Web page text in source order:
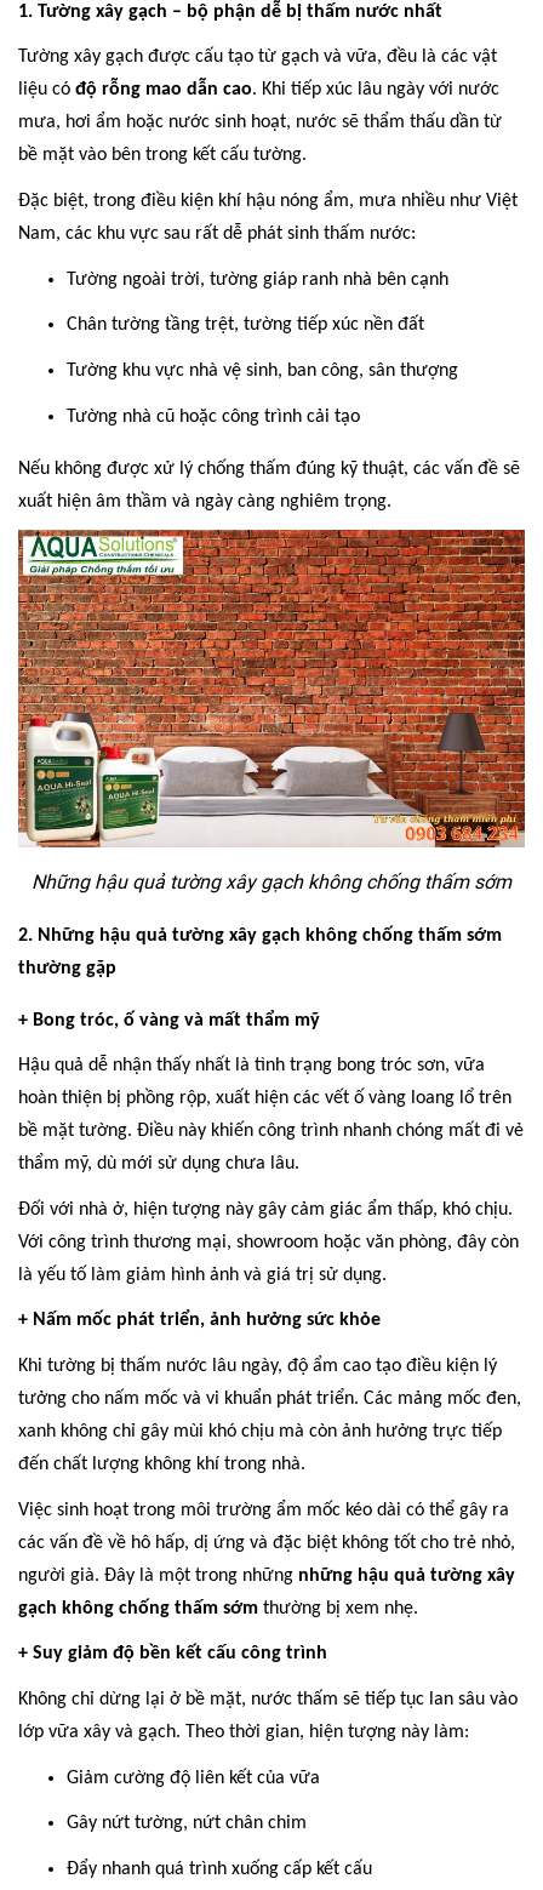
1. Tường xây gạch – bộ phận dễ bị thấm nước nhất
Tường xây gạch được cấu tạo từ gạch và vữa, đều là các vật
liệu có độ rỗng mao dẫn cao. Khi tiếp xúc lâu ngày với nước
mưa, hơi ẩm hoặc nước sinh hoạt, nước sẽ thẩm thấu dần từ
bề mặt vào bên trong kết cấu tường.
Đặc biệt, trong điều kiện khí hậu nóng ẩm, mưa nhiều như Việt
Nam, các khu vực sau rất dễ phát sinh thấm nước:
Tường ngoài trời, tường giáp ranh nhà bên cạnh
Chân tường tầng trệt, tường tiếp xúc nền đất
Tường khu vực nhà vệ sinh, ban công, sân thượng
Tường nhà cũ hoặc công trình cải tạo
Nếu không được xử lý chống thấm đúng kỹ thuật, các vấn đề sẽ
xuất hiện âm thầm và ngày càng nghiêm trọng.
Những hậu quả tường xây gạch không chống thấm sớm
2. Những hậu quả tường xây gạch không chống thấm sớm
thường gặp
+ Bong tróc, ố vàng và mất thẩm mỹ
Hậu quả dễ nhận thấy nhất là tình trạng bong tróc sơn, vữa
hoàn thiện bị phồng rộp, xuất hiện các vết ố vàng loang lổ trên
bề mặt tường. Điều này khiến công trình nhanh chóng mất đi vẻ
thẩm mỹ, dù mới sử dụng chưa lâu.
Đối với nhà ở, hiện tượng này gây cảm giác ẩm thấp, khó chịu.
Với công trình thương mại, showroom hoặc văn phòng, đây còn
là yếu tố làm giảm hình ảnh và giá trị sử dụng.
+ Nấm mốc phát triển, ảnh hưởng sức khỏe
Khi tường bị thấm nước lâu ngày, độ ẩm cao tạo điều kiện lý
tưởng cho nấm mốc và vi khuẩn phát triển. Các mảng mốc đen,
xanh không chỉ gây mùi khó chịu mà còn ảnh hưởng trực tiếp
đến chất lượng không khí trong nhà.
Việc sinh hoạt trong môi trường ẩm mốc kéo dài có thể gây ra
các vấn đề về hô hấp, dị ứng và đặc biệt không tốt cho trẻ nhỏ,
người già. Đây là một trong những những hậu quả tường xây
gạch không chống thấm sớm thường bị xem nhẹ.
+ Suy giảm độ bền kết cấu công trình
Không chỉ dừng lại ở bề mặt, nước thấm sẽ tiếp tục lan sâu vào
lớp vữa xây và gạch. Theo thời gian, hiện tượng này làm:
Giảm cường độ liên kết của vữa
Gây nứt tường, nứt chân chim
Đẩy nhanh quá trình xuống cấp kết cấu